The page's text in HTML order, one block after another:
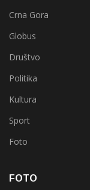
Crna Gora
Globus
Društvo
Politika
Kultura
Sport
Foto
FOTO